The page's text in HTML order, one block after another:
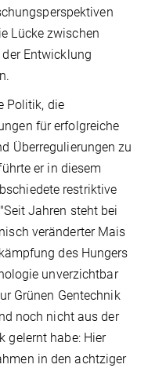
Lücke zwischen
Entwicklung
Politik, die
für erfolgreiche
Überregulierungen zu
er in diesem
restriktive
Jahren steht bei
veränderter Mais
des Hungers
unverzichtbar
Grünen Gentechnik
noch nicht aus der
gelernt habe: Hier
in den achtziger